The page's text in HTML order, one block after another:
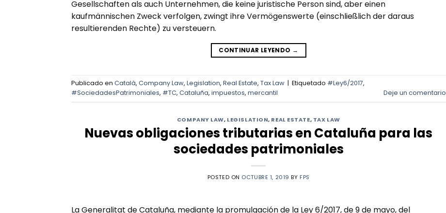
Gesellschaften als auch Unternehmen, die keine juristische Person sind, aber einen
kaufmännischen Zweck verfolgen, zwingt ihre Vermögenswerte (einschließlich der daraus
resultierenden Rechte) zu versteuern.
CONTINUAR LEYENDO →
Publicado en Català, Company Law, Legislation, Real Estate, Tax Law Etiquetado #Ley6/2017,
#SociedadesPatrimoniales, #TC, Cataluña, impuestos, mercantil Deje un comentario
COMPANY LAW, LEGISLATION, REAL ESTATE, TAX LAW
Nuevas obligaciones tributarias en Cataluña para las
sociedades patrimoniales
POSTED ON OCTUBRE 1, 2019 BY FPS
La Generalitat de Cataluña, mediante la promulgación de la Ley 6/2017, de 9 de mayo, del